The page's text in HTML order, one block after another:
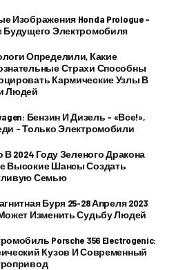
Изображения Honda Prologue –
Будущего Электромобиля
Определили, Какие
Страхи Способны
Кармические Узлы В
Людей
Бензин И Дизель – «все!»,
– Только Электромобили
В 2024 Году Зеленого Дракона
Высокие Шансы Создать
Семью
Буря 25-28 Апреля 2023
Изменить Судьбу Людей
Porsche 356 Electrogenic:
Кузов И Современный